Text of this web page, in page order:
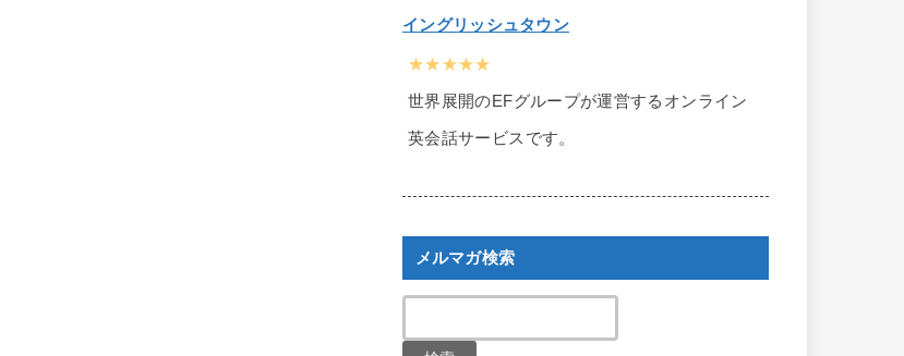
イングリッシュタウン
★★★★★
世界展開のEFグループが運営するオンライン
英会話サービスです。
メルマガ検索